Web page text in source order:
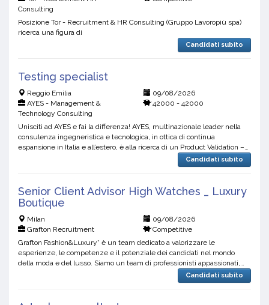
Consulting
Posizione Tor - Recruitment & HR Consulting (Gruppo Lavoropiù spa)
ricerca una figura di
Candidati subito
Testing specialist
Reggio Emilia
09/08/2026
AYES - Management &
Technology Consulting
42000 - 42000
Unisciti ad AYES e fai la differenza! AYES, multinazionale leader nella
consulenza ingegneristica e tecnologica, in ottica di continua
espansione in Italia e all’estero, è alla ricerca di un Product Validation –
Candidati subito
Senior Client Advisor High Watches _ Luxury
Boutique
Milan
09/08/2026
Grafton Recruitment
Competitive
Grafton Fashion&Luxury* è un team dedicato a valorizzare le
esperienze, le competenze e il potenziale dei candidati nel mondo
della moda e del lusso. Siamo un team di professionisti appassionati,
lavoriamo per accompagnare i nostri candidati verso...Candidati subito